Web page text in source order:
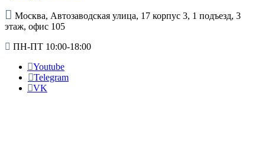
Москва, Автозаводская улица, 17 корпус 3, 1 подъезд, 3
этаж, офис 105
ПН-ПТ 10:00-18:00
Youtube
Telegram
VK